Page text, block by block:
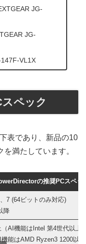
JG-
JG-
VL1X
ペック
表であり、新品の10
満たしています。
の推奨PCスペッ
7 (64ビットのみ対応)
降
（AI機能はIntel 第4世代以上
能はAMD Ryzen3 1200以